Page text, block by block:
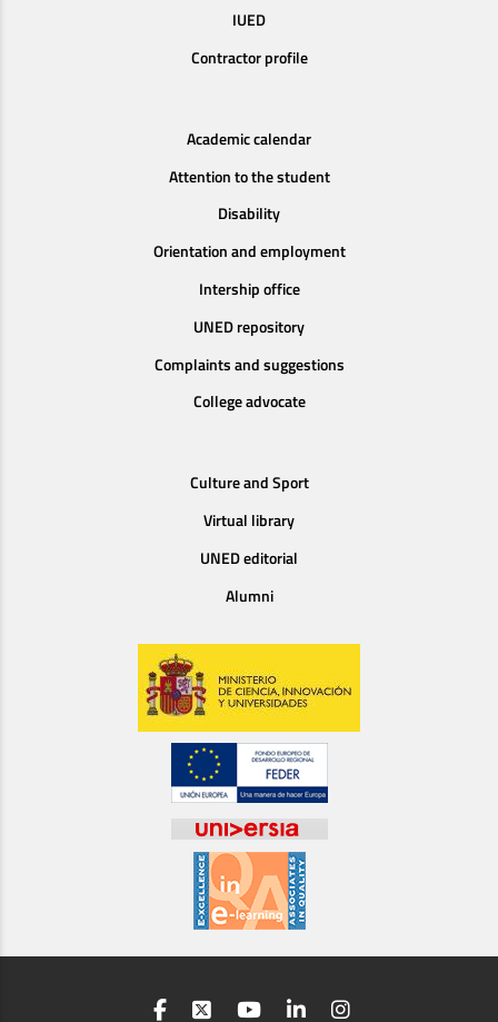
IUED
Contractor profile
Academic calendar
Attention to the student
Disability
Orientation and employment
Intership office
UNED repository
Complaints and suggestions
College advocate
Culture and Sport
Virtual library
UNED editorial
Alumni